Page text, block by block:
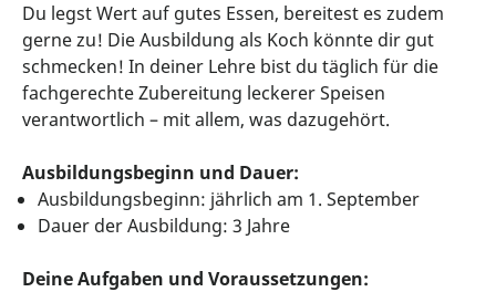
Du legst Wert auf gutes Essen, bereitest es zudem
gerne zu! Die Ausbildung als Koch könnte dir gut
schmecken! In deiner Lehre bist du täglich für die
fachgerechte Zubereitung leckerer Speisen
verantwortlich – mit allem, was dazugehört.
Ausbildungsbeginn und Dauer:
Ausbildungsbeginn: jährlich am 1. September
Dauer der Ausbildung: 3 Jahre
Deine Aufgaben und Voraussetzungen: